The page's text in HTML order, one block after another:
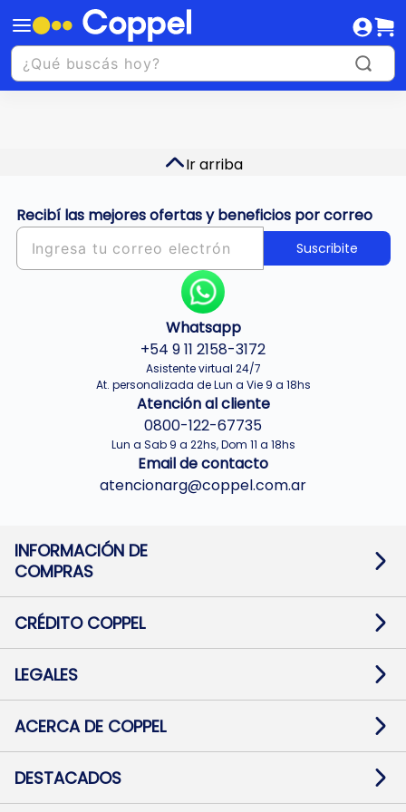
Ir arriba
Recibí las mejores ofertas y beneficios por correo
Suscribite
Whatsapp
+54 9 11 2158-3172
Asistente virtual 24/7
At. personalizada de Lun a Vie 9 a 18hs
Atención al cliente
0800-122-67735
Lun a Sab 9 a 22hs, Dom 11 a 18hs
Email de contacto
atencionarg@coppel.com.ar
INFORMACIÓN DE
COMPRAS
Términos y condiciones
Botón de arrepentimiento
Mapa de sitio
CRÉDITO COPPEL
Solicitar Crédito
Medios de Pago
Pago Fácil Online
LEGALES
Baja contratos
Defensa al consumidor CABA
ACERCA DE COPPEL
Trabajá con Nosotros
Preguntas Frecuentes
DESTACADOS